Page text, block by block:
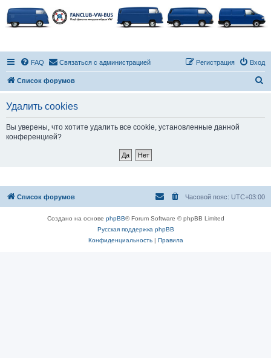
FAQ Связаться с администрацией Вход
Регистрация
Список форумов
Удалить cookies
Вы уверены, что хотите удалить все cookie, установленные данной
конференцией?
Список форумов Часовой пояс: UTC+03:00
Создано на основе phpBB® Forum Software © phpBB Limited
Русская поддержка phpBB
Конфиденциальность| Правила